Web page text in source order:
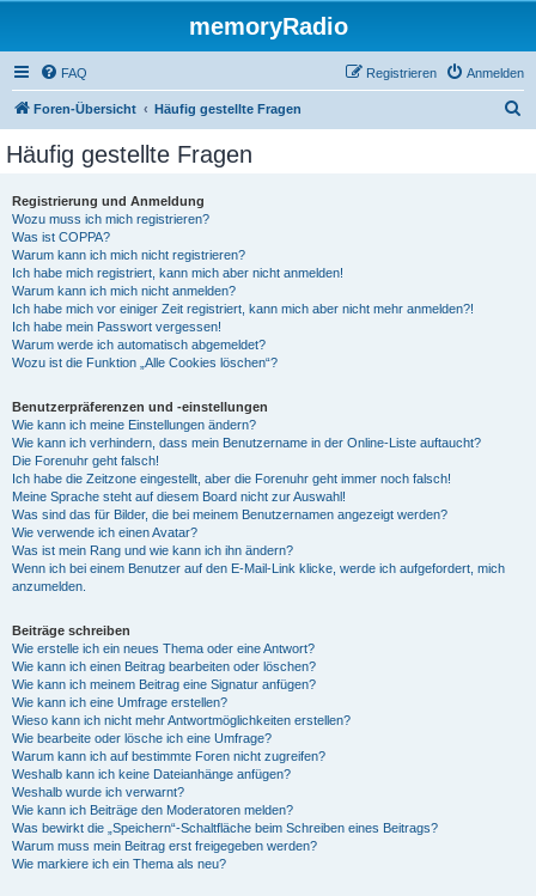
memoryRadio
FAQ Anmelden
Registrieren
Foren-Übersicht Häufig gestellte Fragen
Häufig gestellte Fragen
Registrierung und Anmeldung
Wozu muss ich mich registrieren?
Was ist COPPA?
Warum kann ich mich nicht registrieren?
Ich habe mich registriert, kann mich aber nicht anmelden!
Warum kann ich mich nicht anmelden?
Ich habe mich vor einiger Zeit registriert, kann mich aber nicht mehr anmelden?!
Ich habe mein Passwort vergessen!
Warum werde ich automatisch abgemeldet?
Wozu ist die Funktion „Alle Cookies löschen“?
Benutzerpräferenzen und -einstellungen
Wie kann ich meine Einstellungen ändern?
Wie kann ich verhindern, dass mein Benutzername in der Online-Liste auftaucht?
Die Forenuhr geht falsch!
Ich habe die Zeitzone eingestellt, aber die Forenuhr geht immer noch falsch!
Meine Sprache steht auf diesem Board nicht zur Auswahl!
Was sind das für Bilder, die bei meinem Benutzernamen angezeigt werden?
Wie verwende ich einen Avatar?
Was ist mein Rang und wie kann ich ihn ändern?
Wenn ich bei einem Benutzer auf den E-Mail-Link klicke, werde ich aufgefordert, mich
anzumelden.
Beiträge schreiben
Wie erstelle ich ein neues Thema oder eine Antwort?
Wie kann ich einen Beitrag bearbeiten oder löschen?
Wie kann ich meinem Beitrag eine Signatur anfügen?
Wie kann ich eine Umfrage erstellen?
Wieso kann ich nicht mehr Antwortmöglichkeiten erstellen?
Wie bearbeite oder lösche ich eine Umfrage?
Warum kann ich auf bestimmte Foren nicht zugreifen?
Weshalb kann ich keine Dateianhänge anfügen?
Weshalb wurde ich verwarnt?
Wie kann ich Beiträge den Moderatoren melden?
Was bewirkt die „Speichern“-Schaltfläche beim Schreiben eines Beitrags?
Warum muss mein Beitrag erst freigegeben werden?
Wie markiere ich ein Thema als neu?